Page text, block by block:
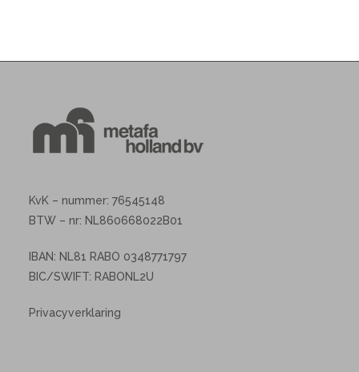
KvK – nummer: 76545148
BTW – nr: NL860668022B01
IBAN: NL81 RABO 0348771797
BIC/SWIFT: RABONL2U
Privacyverklaring